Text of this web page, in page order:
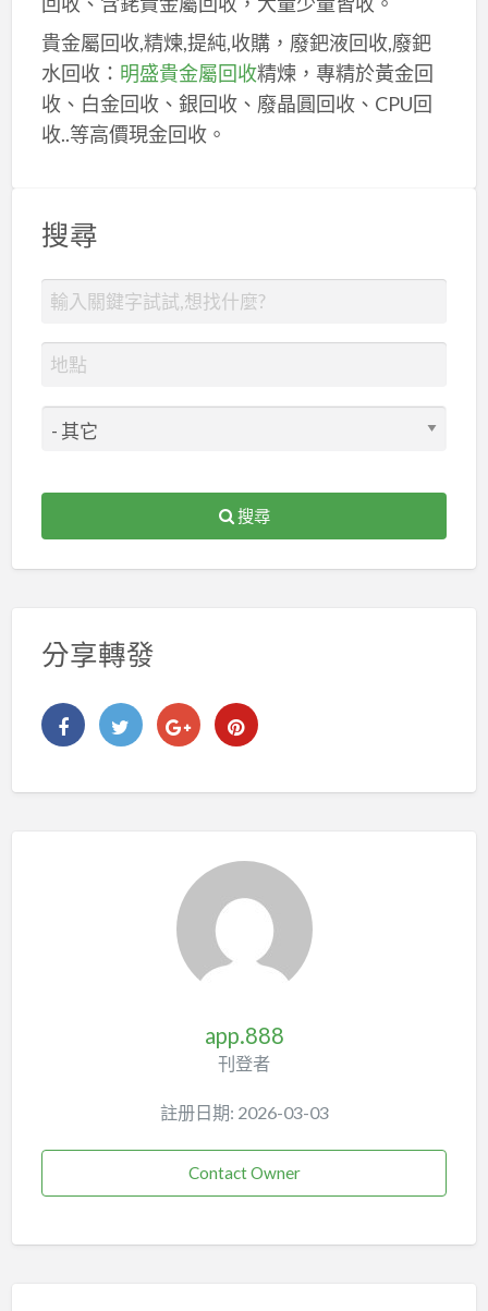
貴金屬回收,精煉,提純,收購，廢鈀液回收,廢鈀
水回收： 明盛貴金屬回收精煉，專精於黃金回
收、白金回收、銀回收、廢晶圓回收、CPU回
收..等高價現金回收。
搜尋
搜尋
分享轉發
app.888
刊登者
註册日期: 2026-03-03
Contact Owner